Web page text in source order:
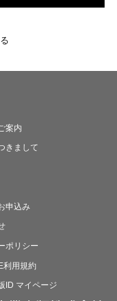
案内
きまして
申込み
ポリシー
利用規約
ID マイページ